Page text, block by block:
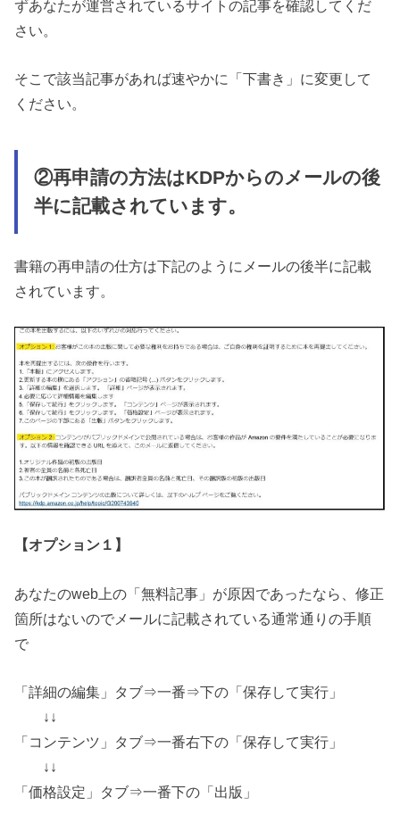
ずあなたが運営されているサイトの記事を確認してくだ
さい。
そこで該当記事があれば速やかに「下書き」に変更して
ください。
②再申請の方法はKDPからのメールの後
半に記載されています。
書籍の再申請の仕方は下記のようにメールの後半に記載
されています。
【オプション１】
あなたのweb上の「無料記事」が原因であったなら、修正
箇所はないのでメールに記載されている通常通りの手順
で
「詳細の編集」タブ⇒一番⇒下の「保存して実行」
↓↓
「コンテンツ」タブ⇒一番右下の「保存して実行」
↓↓
「価格設定」タブ⇒一番下の「出版」